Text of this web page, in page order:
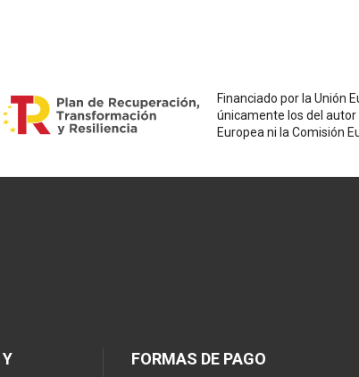
Financiado por la Unión
únicamente los del autor
Europea ni la Comisión
FORMAS DE PAGO